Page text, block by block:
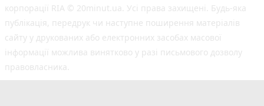
корпорації RIA © 20minut.ua. Усі права захищені. Будь-яка
публiкацiя, передрук чи наступне поширення матеріалів
сайту у друкованих або електронних засобах масової
інформації можлива винятково у разі письмового дозволу
правовласника.